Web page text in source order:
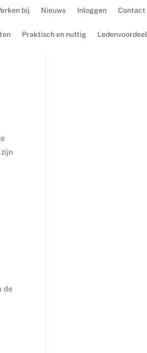
bij Nieuws Inloggen Contact
Praktisch en nuttig Ledenvoordeel
de